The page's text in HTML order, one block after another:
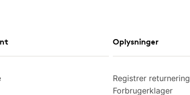
Oplysninger
Registrer returnering
Forbrugerklager